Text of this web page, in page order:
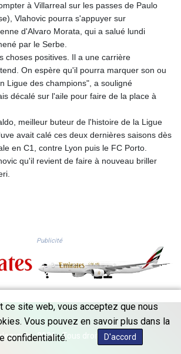
ce site web, vous acceptez que nous
Vous pouvez en savoir plus dans la
confidentialité.
D'accord
NPR 175.380898
NZD 1.964567
OMR 0.44214
PAB 1.151896
PEN 3.900945
PGK 5.090515
PHP 70.19855
PKR 319.793833
PYG 6849.192477
QAR 4.210653
RON 5.248429
RSD 117.257188
SDG 693.57675
SGD 1.477891
SLE 28.412631
SRD 43.73578
STD 23906.153437
STN 24.483239
à Villarreal sur les passes de Paulo
Vlahovic pourra s'appuyer sur
d'Alvaro Morata, qui a salué lundi
par le Serbe.
choses positives. Il a une carrière
On espère qu'il pourra marquer son ou
Ligue des champions", a souligné
décalé sur l'aile pour faire de la place à
meilleur buteur de l'histoire de la Ligue
avait calé ces deux dernières saisons dès
en C1, contre Lyon puis le FC Porto.
qu'il revient de faire à nouveau briller
Publicité
- 2026 - Tous droits réservés